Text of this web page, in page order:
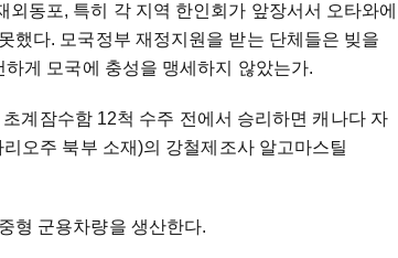
동포, 특히 각 지역 한인회가 앞장서서 오타와에
했다. 모국정부 재정지원을 받는 단체들은 빚을
하게 모국에 충성을 맹세하지 않았는가.
계잠수함 12척 수주 전에서 승리하면 캐나다 자
오주 북부 소재)의 강철제조사 알고마스틸
형 군용차량을 생산한다.